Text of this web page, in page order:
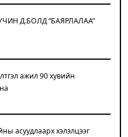
Д.БОЛД “БАЯРЛАЛАА”
ажил 90 хувийн
асуудлаарх хэлэлцээг